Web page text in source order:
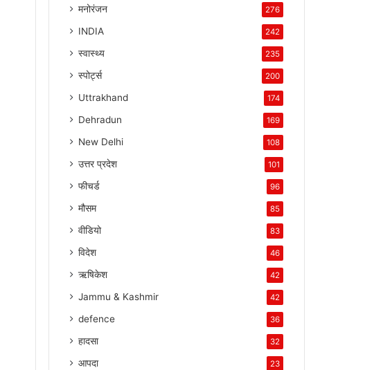
मनोरंजन 276
INDIA 242
स्वास्थ्य 235
स्पोर्ट्स 200
Uttrakhand 174
Dehradun 169
New Delhi 108
उत्तर प्रदेश 101
फीचर्ड 96
मौसम 85
वीडियो 83
विदेश 46
ऋषिकेश 42
Jammu & Kashmir 42
defence 36
हादसा 32
आपदा 23